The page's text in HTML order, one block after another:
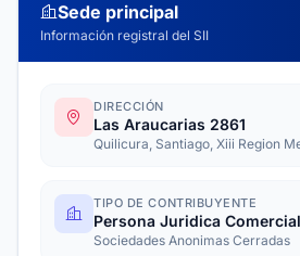
Sede principal
Información registral del SII
DIRECCIÓN
Las Araucarias 2861
Quilicura, Santiago, Xiii Region
TIPO DE CONTRIBUYENTE
Persona Juridica Comercial
Sociedades Anonimas Cerradas